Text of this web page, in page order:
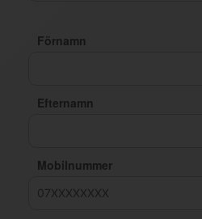
Förnamn
Efternamn
Mobilnummer